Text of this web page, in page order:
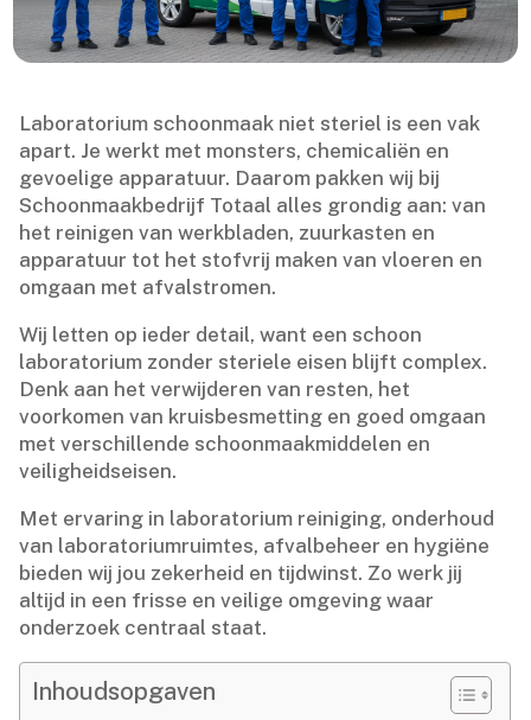
Laboratorium schoonmaak niet steriel is een vak
apart.​ Je werkt met monsters, chemicaliën en
gevoelige apparatuur.​ Daarom pakken wij bij
Schoonmaakbedrijf Totaal alles grondig aan: van
het reinigen van werkbladen, zuurkasten en
apparatuur tot het stofvrij maken van vloeren en
omgaan met afvalstromen.​
Wij letten op ieder detail, want een schoon
laboratorium zonder steriele eisen blijft complex.​
Denk aan het verwijderen van resten, het
voorkomen van kruisbesmetting en goed omgaan
met verschillende schoonmaakmiddelen en
veiligheidseisen.​
Met ervaring in laboratorium reiniging, onderhoud
van laboratoriumruimtes, afvalbeheer en hygiëne
bieden wij jou zekerheid en tijdwinst.​ Zo werk jij
altijd in een frisse en veilige omgeving waar
onderzoek centraal staat.​
Inhoudsopgaven